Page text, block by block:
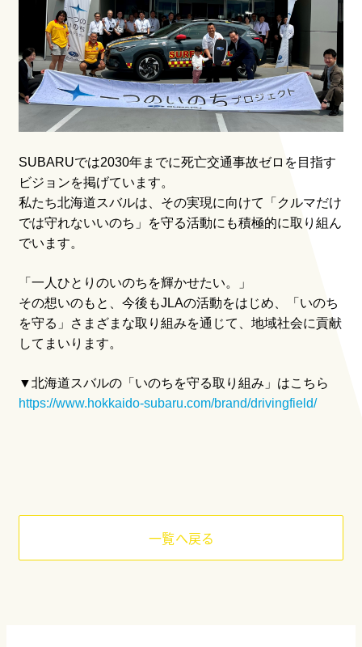
SUBARUでは2030年までに死亡交通事故ゼロを目指す
ビジョンを掲げています。
私たち北海道スバルは、その実現に向けて「クルマだけ
では守れないいのち」を守る活動にも積極的に取り組ん
でいます。
「一人ひとりのいのちを輝かせたい。」
その想いのもと、今後もJLAの活動をはじめ、「いのち
を守る」さまざまな取り組みを通じて、地域社会に貢献
してまいります。
▼北海道スバルの「いのちを守る取り組み」はこちら
https://www.hokkaido-subaru.com/brand/drivingfield/
一覧へ戻る